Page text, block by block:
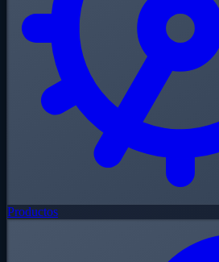
Productos